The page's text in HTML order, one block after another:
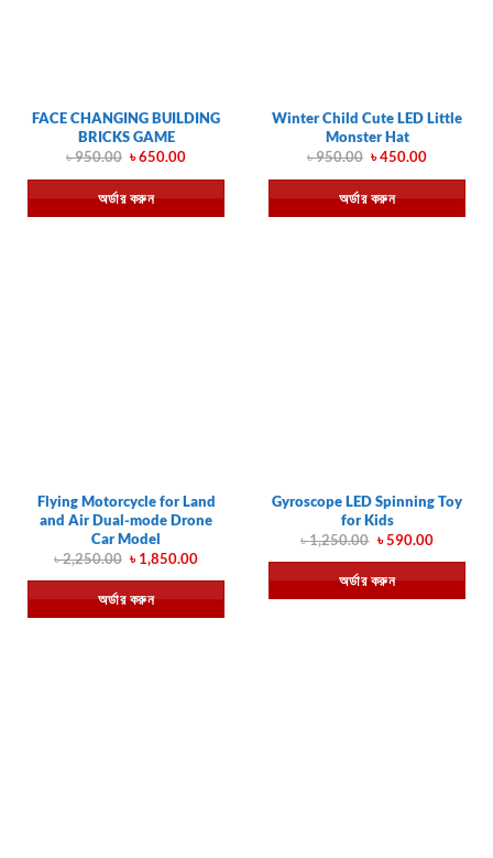
FACE CHANGING BUILDING
BRICKS GAME
৳950.00 Original
was:
৳ 950.00.
৳650.00Current
is:
৳ 650.00.
অর্ডার করুন
Winter Child Cute LED Little
Monster Hat
৳950.00 Original
was:
৳ 950.00.
৳450.00Current
is:
৳ 450.00.
অর্ডার করুন
Flying Motorcycle for Land
and Air Dual-mode Drone
Car Model
৳2,250.00 Original
price
was:
৳ 2,250.00.
৳1,850.00Current
is:
৳ 1,850.00.
অর্ডার করুন
Gyroscope LED Spinning Toy
for Kids
৳1,250.00 Original
was:
৳ 1,250.00.
৳590.00Current
is:
৳ 590.00.
অর্ডার করুন